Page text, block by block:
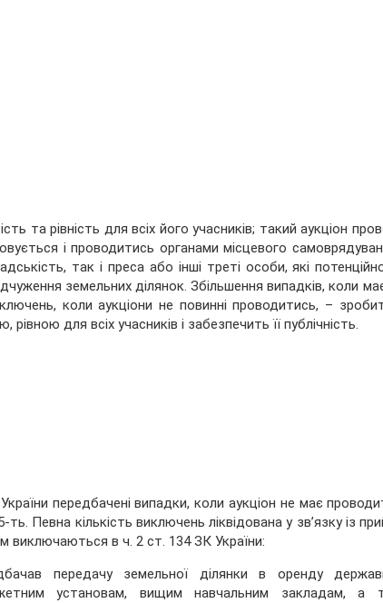
та рівність для всіх його учасників; такий аукціон
і проводитись органами місцевого
так і преса або інші треті особи, які
земельних ділянок. Збільшення випадків, коли
коли аукціони не повинні проводитись, –
для всіх учасників і забезпечить її публічність.
передбачені випадки, коли аукціон не має
Певна кількість виключень ліквідована у зв’язку із
виключаються в ч. 2 ст. 134 ЗК України:
передачу земельної ділянки в оренду
установам, вищим навчальним закладам, а